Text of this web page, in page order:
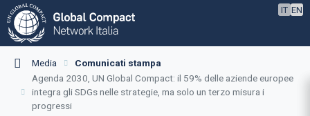
IT EN
Media
Comunicati stampa
Agenda 2030, UN Global Compact: il 59% delle aziende europee
integra gli SDGs nelle strategie, ma solo un terzo misura i
progressi